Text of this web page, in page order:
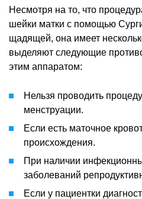
Несмотря на то, что
шейки матки с помощью
щадящей, она имеет
выделяют следующие
этим аппаратом:
Нельзя проводить
менструации.
Если есть маточное
происхождения.
При наличии
заболеваний
Если у пациентки